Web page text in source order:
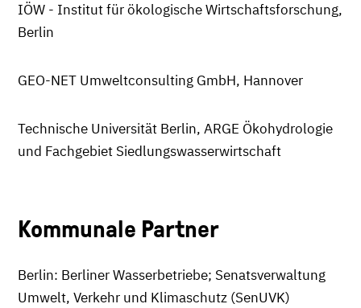
IÖW - Institut für ökologische Wirtschaftsforschung,
Berlin
GEO-NET Umweltconsulting GmbH, Hannover
Technische Universität Berlin, ARGE Ökohydrologie
und Fachgebiet Siedlungswasserwirtschaft
Kommunale Partner
Berlin: Berliner Wasserbetriebe; Senatsverwaltung
Umwelt, Verkehr und Klimaschutz (SenUVK)